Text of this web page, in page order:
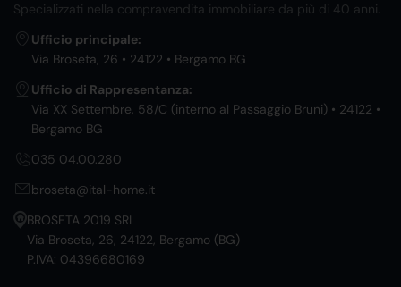
Specializzati nella compravendita immobiliare da più di 40 anni.
Ufficio principale:
Via Broseta, 26 • 24122 • Bergamo BG
Ufficio di Rappresentanza:
Via XX Settembre, 58/C (interno al Passaggio Bruni) • 24122 •
Bergamo BG
035 04.00.280
broseta@ital-home.it
BROSETA 2019 SRL
Via Broseta, 26, 24122, Bergamo (BG)
P.IVA: 04396680169